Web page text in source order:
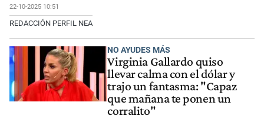
22-10-2025 10:51
REDACCIÓN PERFIL NEA
NO AYUDES MÁS
Virginia Gallardo quiso
llevar calma con el dólar y
trajo un fantasma: "Capaz
que mañana te ponen un
corralito"